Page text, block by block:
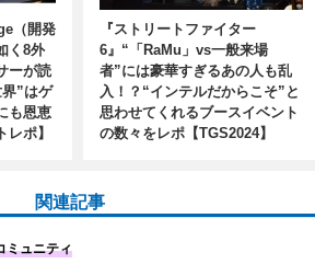
（開発
く8外
ーが読
”はゲ
も恩恵
ポ】
『ストリートファイター
6』“「RaMu」vs一般来場
者”には豪華すぎるあの人も乱
入！？“インテルだからこそ”と
思わせてくれるブースイベント
の数々をレポ【TGS2024】
関連記事
ミュニティ